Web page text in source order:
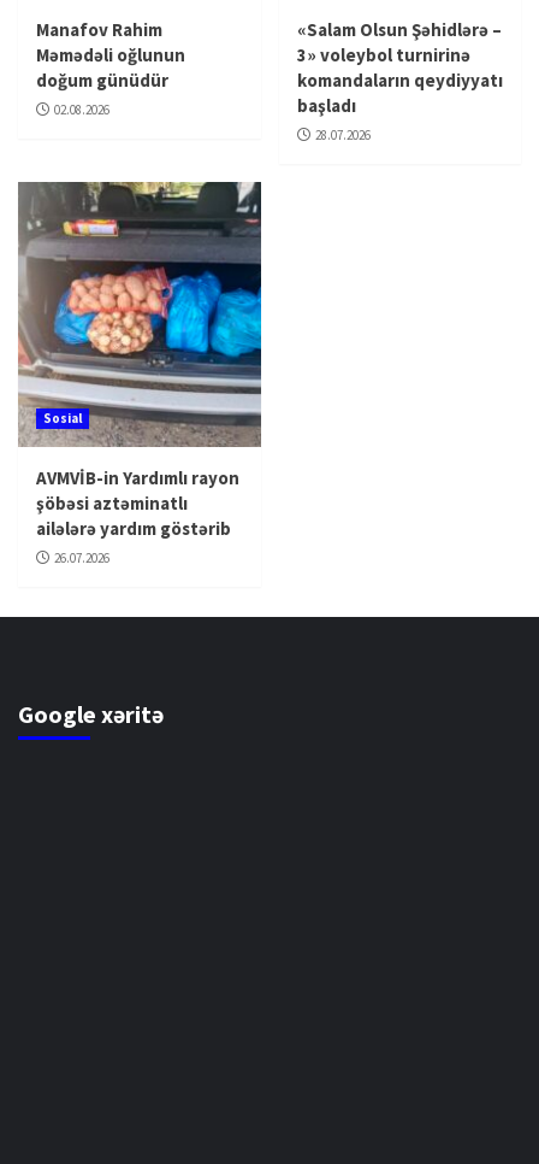
Manafov Rahim
Məmədəli oğlunun
doğum günüdür
02.08.2026
«Salam Olsun Şəhidlərə –
3» voleybol turnirinə
komandaların qeydiyyatı
başladı
28.07.2026
Sosial
AVMVİB-in Yardımlı rayon
şöbəsi aztəminatlı
ailələrə yardım göstərib
26.07.2026
Google xəritə